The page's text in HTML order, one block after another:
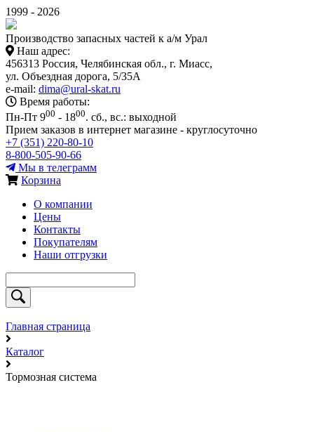
1999 - 2026
Производство запасных частей к а/м Урал
Наш адрес:
456313 Россия, Челябинская обл., г. Миасс,
ул. Объездная дорога, 5/35А
e-mail: dima@ural-skat.ru
Время работы:
Пн-Пт 900 - 1800. сб., вс.: выходной
Прием заказов в интернет магазине - круглосуточно
+7 (351) 220-80-10
8-800-505-90-66
Мы в телеграмм
Корзина
О компании
Цены
Контакты
Покупателям
Наши отгрузки
Главная страница
Каталог
Тормозная система